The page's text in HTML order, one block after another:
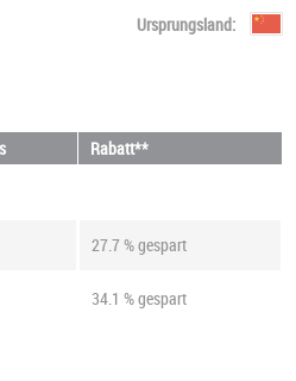
Ursprungsland:
Rabatt**
27.7 % gespart
34.1 % gespart